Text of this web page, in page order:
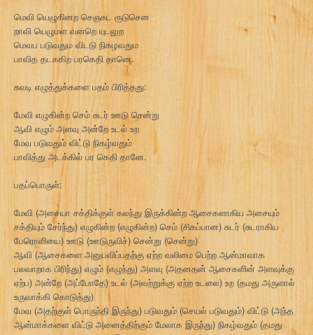
மெவி யெழுகினற செஞசுட ரூடுசென
றாவி யெழுமள வனறெ யுடலுற
மெவப படுவதும விடடு நிகழவதும
பாவித தடககிற பரகெதி தானெ.
சுவடி எழுத்துக்களை பதம் பிரித்தது:
மேவி எழுகின்ற செம் சுடர் ஊடு சென்று
ஆவி எழும் அளவு அன்றே உடல் உற
மேவ படுவதும் விட்டு நிகழ்வதும்
பாவித்து அடக்கில் பர கெதி தானே.
பதப்பொருள்:
மேவி (அசையா சக்திக்குள் கலந்து இருக்கின்ற ஆசைகளாகிய அசையும்
சக்தியும் சேர்ந்து) எழுகின்ற (எழுகின்ற) செம் (சிகப்பான) சுடர் (சுடராகிய
பேரொளியை) ஊடு (ஊடுருவிச்) சென்று (சென்று)
ஆவி (ஆசைகளை அனுபவிப்பதற்கு ஏற்ற வலிமை பெற்ற ஆன்மாவாக
பலவாறாக பிரிந்து) எழும் (எழுந்து) அளவு (அதனதன் ஆசைகளின் அளவுக்கு
ஏற்ப) அன்றே (அப்போதே) உடல் (அவற்றுக்கு ஏற்ற உடலை) உற (தமது அருளால்
உருவாக்கி கொடுத்து)
மேவ (அதற்குள் பொருந்தி இருந்து) படுவதும் (செயல் படுவதும்) விட்டு (அந்த
ஆன்மாக்களை விட்டு அனைத்திற்கும் மேலாக இருந்து) நிகழ்வதும் (தமது